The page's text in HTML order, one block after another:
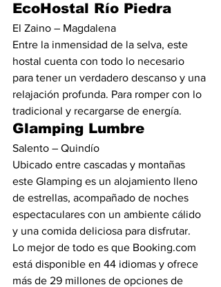
EcoHostal Río Piedra
El Zaino – Magdalena
Entre la inmensidad de la selva, este
hostal cuenta con todo lo necesario
para tener un verdadero descanso y una
relajación profunda. Para romper con lo
tradicional y recargarse de energía.
Glamping Lumbre
Salento – Quindío
Ubicado entre cascadas y montañas
este Glamping es un alojamiento lleno
de estrellas, acompañado de noches
espectaculares con un ambiente cálido
y una comida deliciosa para disfrutar.
Lo mejor de todo es que Booking.com
está disponible en 44 idiomas y ofrece
más de 29 millones de opciones de